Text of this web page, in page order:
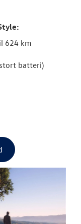
BRUGTE BILER
624 km
batteri)